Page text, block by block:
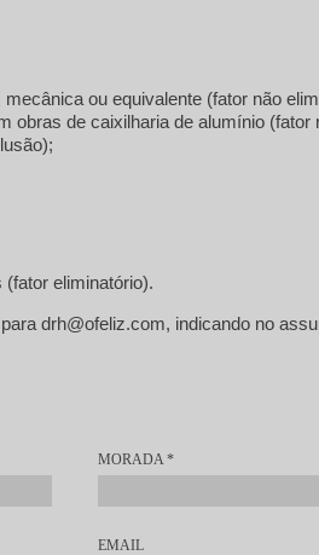
ou equivalente (fator não
obras de caixilharia de alumínio (fator
eliminatório).
drh@ofeliz.com, indicando no
MORADA*
EMAIL